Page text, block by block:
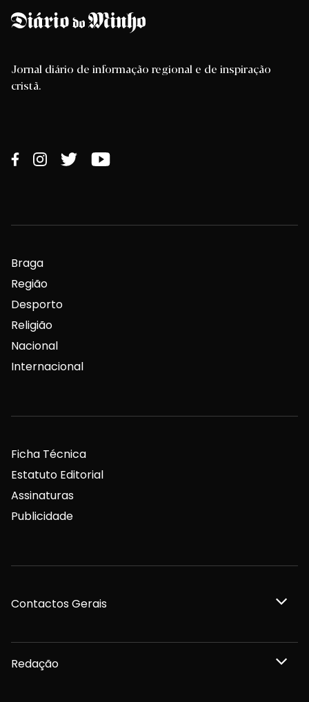
Jornal diário de informação regional e de inspiração
cristã.
Braga
Região
Desporto
Religião
Nacional
Internacional
Ficha Técnica
Estatuto Editorial
Assinaturas
Publicidade
Contactos Gerais
Redação